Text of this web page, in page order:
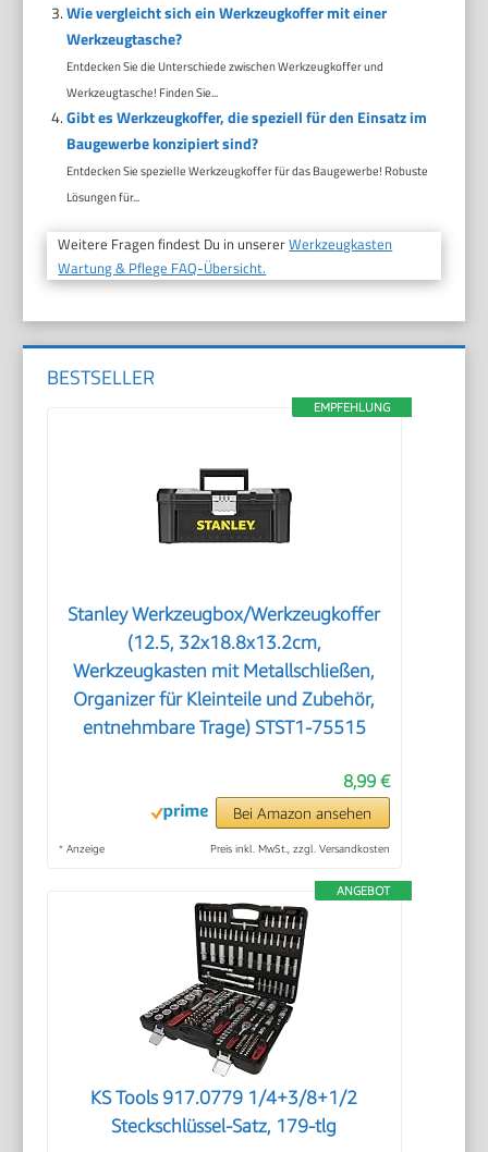
Wie vergleicht sich ein Werkzeugkoffer mit einer
Werkzeugtasche?
Entdecken Sie die Unterschiede zwischen Werkzeugkoffer und
Werkzeugtasche! Finden Sie...
Gibt es Werkzeugkoffer, die speziell für den Einsatz im
Baugewerbe konzipiert sind?
Entdecken Sie spezielle Werkzeugkoffer für das Baugewerbe! Robuste
Lösungen für...
Weitere Fragen findest Du in unsererWerkzeugkasten
Wartung & Pflege FAQ-Übersicht.
BESTSELLER
EMPFEHLUNG
Stanley Werkzeugbox/Werkzeugkoffer
(12.5, 32x18.8x13.2cm,
Werkzeugkasten mit Metallschließen,
Organizer für Kleinteile und Zubehör,
entnehmbare Trage) STST1-75515
8,99 €
Bei Amazon ansehen
* Anzeige Preis inkl. MwSt., zzgl. Versandkosten
ANGEBOT
KS Tools 917.0779 1/4+3/8+1/2
Steckschlüssel-Satz, 179-tlg